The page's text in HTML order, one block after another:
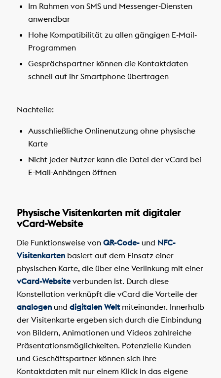
Im Rahmen von SMS und Messenger-Diensten
anwendbar
Hohe Kompatibilität zu allen gängigen E-Mail-
Programmen
Gesprächspartner können die Kontaktdaten
schnell auf ihr Smartphone übertragen
Nachteile:
Ausschließliche Onlinenutzung ohne physische
Karte
Nicht jeder Nutzer kann die Datei der vCard bei
E-Mail-Anhängen öffnen
Physische Visitenkarten mit digitaler
vCard-Website
Die Funktionsweise von QR-Code-und NFC-
Visitenkartenbasiert auf dem Einsatz einer
physischen Karte, die über eine Verlinkung mit einer
vCard-Websiteverbunden ist. Durch diese
Konstellation verknüpft die vCard die Vorteile der
analogenund digitalen Weltmiteinander. Innerhalb
der Visitenkarte ergeben sich durch die Einbindung
von Bildern, Animationen und Videos zahlreiche
Präsentationsmöglichkeiten. Potenzielle Kunden
und Geschäftspartner können sich Ihre
Kontaktdaten mit nur einem Klick in das eigene